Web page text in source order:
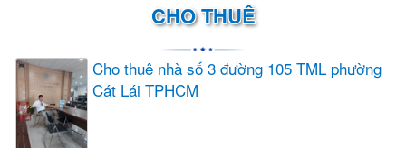
CHO THUÊ
Cho thuê nhà số 3 đường 105 TML phường
Cát Lái TPHCM